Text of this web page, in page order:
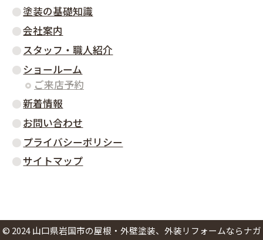
塗装の基礎知識
会社案内
スタッフ・職人紹介
ショールーム
ご来店予約
新着情報
お問い合わせ
プライバシーポリシー
サイトマップ
© 2024 山口県岩国市の屋根・外壁塗装、外装リフォームならナガ